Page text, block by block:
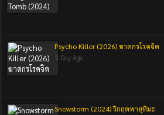
Psycho Killer (2026) ฆาตกรโรคจิต
2 Day Ago.
Snowstorm (2024) วิกฤตพายุหิมะ